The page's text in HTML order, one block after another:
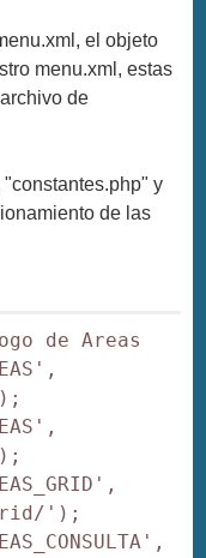
el objeto
menu.xml, estas
de
y
de las
de Areas
'grid/');